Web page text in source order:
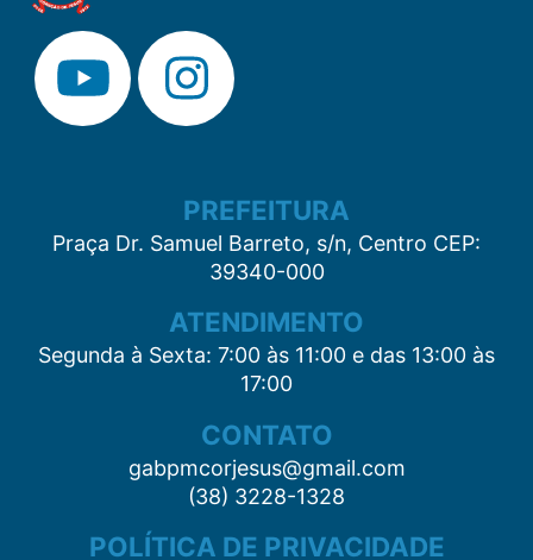
PREFEITURA
Praça Dr. Samuel Barreto, s/n, Centro CEP:
39340-000
ATENDIMENTO
Segunda à Sexta: 7:00 às 11:00 e das 13:00 às
17:00
CONTATO
gabpmcorjesus@gmail.com
(38) 3228-1328
POLÍTICA DE PRIVACIDADE